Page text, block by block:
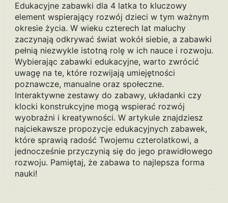
Edukacyjne zabawki dla 4 latka to kluczowy
element wspierający rozwój dzieci w tym ważnym
okresie życia. W wieku czterech lat maluchy
zaczynają odkrywać świat wokół siebie, a zabawki
pełnią niezwykle istotną rolę w ich nauce i rozwoju.
Wybierając zabawki edukacyjne, warto zwrócić
uwagę na te, które rozwijają umiejętności
poznawcze, manualne oraz społeczne.
Interaktywne zestawy do zabawy, układanki czy
klocki konstrukcyjne mogą wspierać rozwój
wyobraźni i kreatywności. W artykule znajdziesz
najciekawsze propozycje edukacyjnych zabawek,
które sprawią radość Twojemu czterolatkowi, a
jednocześnie przyczynią się do jego prawidłowego
rozwoju. Pamiętaj, że zabawa to najlepsza forma
nauki!